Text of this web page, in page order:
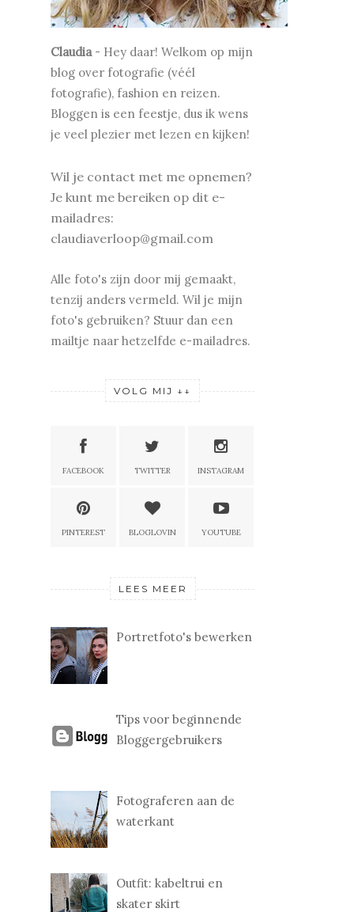
Claudia - Hey daar! Welkom op mijn
blog over fotografie (véél
fotografie), fashion en reizen.
Bloggen is een feestje, dus ik wens
je veel plezier met lezen en kijken!
Wil je contact met me opnemen?
Je kunt me bereiken op dit e-
mailadres:
claudiaverloop@gmail.com
Alle foto's zijn door mij gemaakt,
tenzij anders vermeld. Wil je mijn
foto's gebruiken? Stuur dan een
mailtje naar hetzelfde e-mailadres.
VOLG MIJ ↓↓
FACEBOOK TWITTER INSTAGRAM
PINTEREST BLOGLOVIN YOUTUBE
LEES MEER
Portretfoto's bewerken
Tips voor beginnende
Bloggergebruikers
Fotograferen aan de
waterkant
Outfit: kabeltrui en
skater skirt